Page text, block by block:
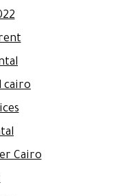
cairo
Cairo